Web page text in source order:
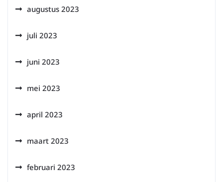
augustus 2023
juli 2023
juni 2023
mei 2023
april 2023
maart 2023
februari 2023